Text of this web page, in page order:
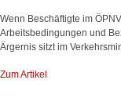
Wenn Beschäftigte im
Arbeitsbedingungen und
Ärgernis sitzt im
Zum Artikel